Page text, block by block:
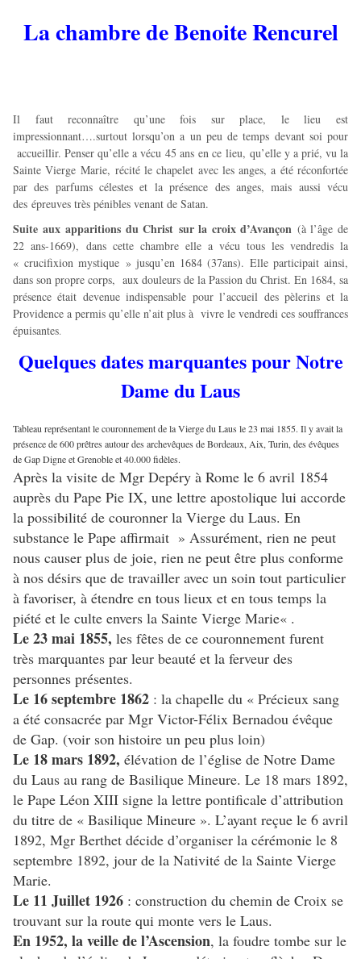
La chambre de Benoite Rencurel
Il faut reconnaître qu’une fois sur place, le lieu est
impressionnant….surtout lorsqu’on a un peu de temps devant soi pour
accueillir. Penser qu’elle a vécu 45 ans en ce lieu, qu’elle y a prié, vu la
Sainte Vierge Marie, récité le chapelet avec les anges, a été réconfortée
par des parfums célestes et la présence des anges, mais aussi vécu
des épreuves très pénibles venant de Satan.
Suite aux apparitions du Christ sur la croix d’Avançon (à l’âge de
22 ans-1669), dans cette chambre elle a vécu tous les vendredis la
« crucifixion mystique » jusqu’en 1684 (37ans). Elle participait ainsi,
dans son propre corps, aux douleurs de la Passion du Christ. En 1684, sa
présence était devenue indispensable pour l’accueil des pèlerins et la
Providence a permis qu’elle n’ait plus à vivre le vendredi ces souffrances
épuisantes.
Quelques dates marquantes pour Notre
Dame du Laus
Tableau représentant le couronnement de la Vierge du Laus le 23 mai 1855. Il y avait la
présence de 600 prêtres autour des archevêques de Bordeaux, Aix, Turin, des évêques
de Gap Digne et Grenoble et 40.000 fidèles.
Après la visite de Mgr Depéry à Rome le 6 avril 1854
auprès du Pape Pie IX, une lettre apostolique lui accorde
la possibilité de couronner la Vierge du Laus. En
substance le Pape affirmait » Assurément, rien ne peut
nous causer plus de joie, rien ne peut être plus conforme
à nos désirs que de travailler avec un soin tout particulier
à favoriser, à étendre en tous lieux et en tous temps la
piété et le culte envers la Sainte Vierge Marie« .
Le 23 mai 1855, les fêtes de ce couronnement furent
très marquantes par leur beauté et la ferveur des
personnes présentes.
Le 16 septembre 1862 : la chapelle du « Précieux sang
a été consacrée par Mgr Victor-Félix Bernadou évêque
de Gap. (voir son histoire un peu plus loin)
Le 18 mars 1892, élévation de l’église de Notre Dame
du Laus au rang de Basilique Mineure. Le 18 mars 1892,
le Pape Léon XIII signe la lettre pontificale d’attribution
du titre de « Basilique Mineure ». L’ayant reçue le 6 avril
1892, Mgr Berthet décide d’organiser la cérémonie le 8
septembre 1892, jour de la Nativité de la Sainte Vierge
Marie.
Le 11 Juillet 1926 : construction du chemin de Croix se
trouvant sur la route qui monte vers le Laus.
En 1952, la veille de l’Ascension, la foudre tombe sur le